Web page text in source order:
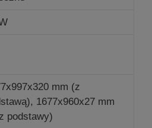
mm (z
1677x960x27 mm
podstawy)